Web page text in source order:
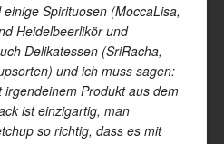
Spirituosen (MoccaLisa,
Heidelbeerlikör und
Delikatessen (SriRacha,
und ich muss sagen:
Produkt aus dem
ist einzigartig, man
so richtig, dass es mit